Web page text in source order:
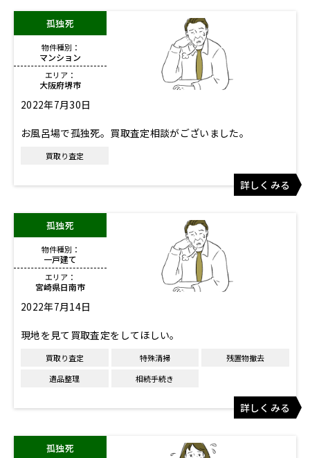
孤独死
物件種別：
マンション
エリア：
大阪府堺市
2022年7月30日
お風呂場で孤独死。買取査定相談がございました。
買取り査定
詳しくみる
孤独死
物件種別：
一戸建て
エリア：
宮崎県日南市
2022年7月14日
現地を見て買取査定をしてほしい。
買取り査定 特殊清掃
残置物撤去
遺品整理
相続手続き
詳しくみる
孤独死